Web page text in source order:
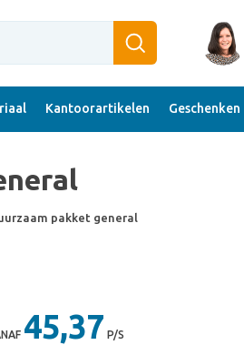
Kantoorartikelen Geschenken
pakket general
45,37 P/S